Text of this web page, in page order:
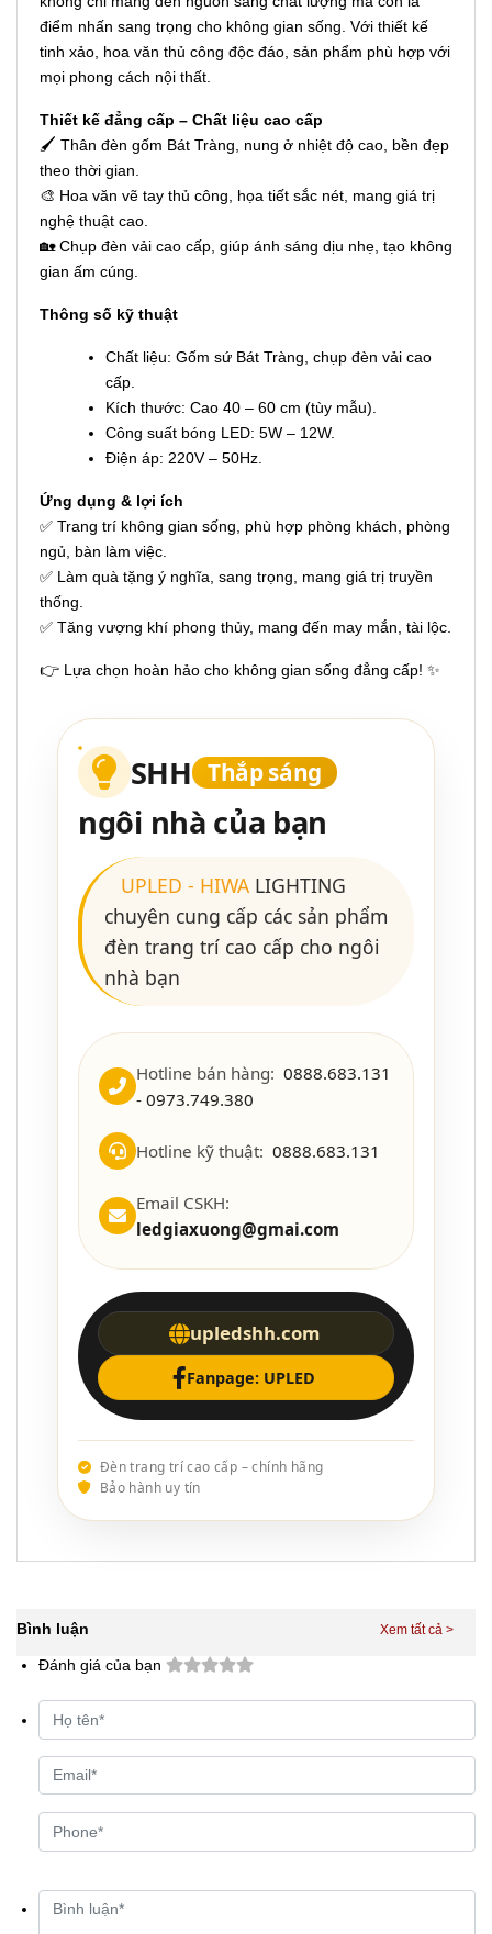
điểm nhấn sang trọng cho không gian sống. Với thiết kế
tinh xảo, hoa văn thủ công độc đáo, sản phẩm phù hợp với
mọi phong cách nội thất.
Thiết kế đẳng cấp – Chất liệu cao cấp
🖌 Thân đèn gốm Bát Tràng, nung ở nhiệt độ cao, bền đẹp
theo thời gian.
🎨 Hoa văn vẽ tay thủ công, họa tiết sắc nét, mang giá trị
nghệ thuật cao.
🏡 Chụp đèn vải cao cấp, giúp ánh sáng dịu nhẹ, tạo không
gian ấm cúng.
Thông số kỹ thuật
Chất liệu: Gốm sứ Bát Tràng, chụp đèn vải cao
cấp.
Kích thước: Cao 40 – 60 cm (tùy mẫu).
Công suất bóng LED: 5W – 12W.
Điện áp: 220V – 50Hz.
Ứng dụng & lợi ích
✅ Trang trí không gian sống, phù hợp phòng khách, phòng
ngủ, bàn làm việc.
✅ Làm quà tặng ý nghĩa, sang trọng, mang giá trị truyền
thống.
✅ Tăng vượng khí phong thủy, mang đến may mắn, tài lộc.
👉 Lựa chọn hoàn hảo cho không gian sống đẳng cấp! ✨
SHH Thắp sáng
ngôi nhà của bạn
UPLED - HIWA LIGHTING
chuyên cung cấp các sản phẩm
đèn trang trí cao cấp cho ngôi
nhà bạn
Hotline bán hàng: 0888.683.131
- 0973.749.380
Hotline kỹ thuật: 0888.683.131
Email CSKH:
ledgiaxuong@gmai.com
upledshh.com
Fanpage: UPLED
Đèn trang trí cao cấp – chính hãng
Bảo hành uy tín
Bình luận
Đánh giá của bạn